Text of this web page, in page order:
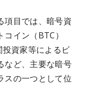
項目では、暗号資
イン（BTC）
資家等によるビ
など、主要な暗号
スの一つとして位